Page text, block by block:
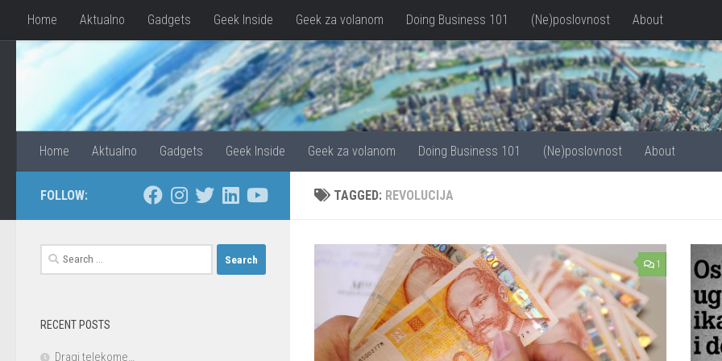
Skip to content
Home Aktualno Gadgets Geek Inside Geek za volanom Doing Business 101 (Ne)poslovnost About
Home Aktualno Gadgets Geek Inside Geek za volanom Doing Business 101 (Ne)poslovnost About
TAGGED: REVOLUCIJA
1
FOLLOW:
Search
for:
RECENT POSTS
Dragi telekome…